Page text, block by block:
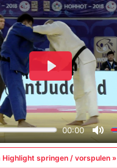
Highlight springen / vorspulen »